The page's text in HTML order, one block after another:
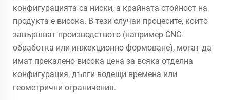
конфигурацията са ниски, а крайната стойност на
продукта е висока. В тези случаи процесите, които
завършват производството (например CNC-
обработка или инжекционно формоване), могат да
имат прекалено висока цена за всяка отделна
конфигурация, дълги водещи времена или
геометрични ограничения.